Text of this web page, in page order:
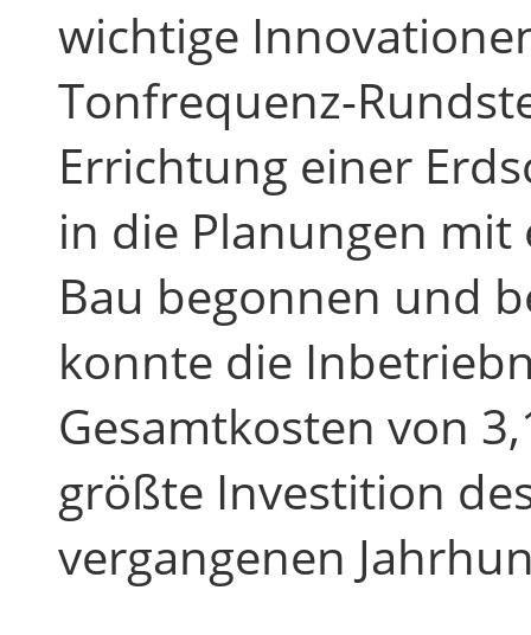
wichtige
Tonfrequenz-
Errichtung einer
in die Planungen
Bau begonnen und
konnte die
Gesamtkosten von
größte Investition
vergangenen